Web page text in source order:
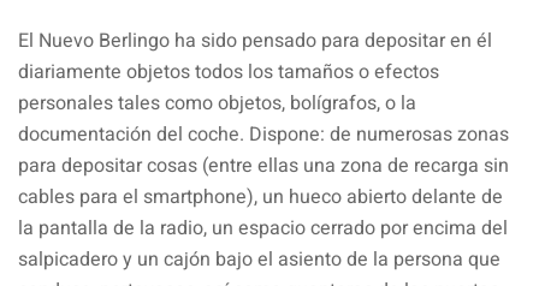
El Nuevo Berlingo ha sido pensado para depositar en él
diariamente objetos todos los tamaños o efectos
personales tales como objetos, bolígrafos, o la
documentación del coche. Dispone: de numerosas zonas
para depositar cosas (entre ellas una zona de recarga sin
cables para el smartphone), un hueco abierto delante de
la pantalla de la radio, un espacio cerrado por encima del
salpicadero y un cajón bajo el asiento de la persona que